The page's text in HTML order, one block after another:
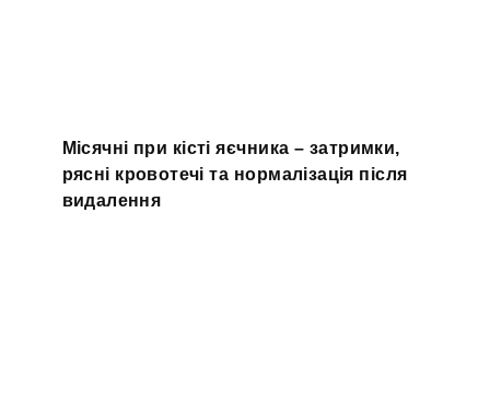
Місячні при кісті яєчника – затримки,
рясні кровотечі та нормалізація після
видалення